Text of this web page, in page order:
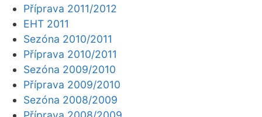
Příprava 2011/2012
EHT 2011
Sezóna 2010/2011
Příprava 2010/2011
Sezóna 2009/2010
Příprava 2009/2010
Sezóna 2008/2009